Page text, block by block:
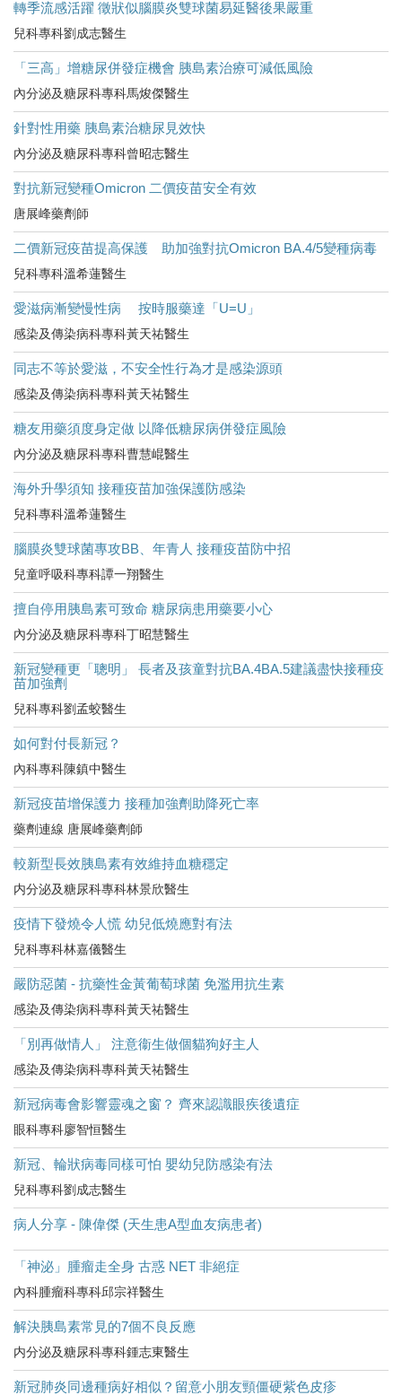
轉季流感活躍 徵狀似腦膜炎雙球菌易延醫後果嚴重
兒科專科劉成志醫生
「三高」增糖尿併發症機會 胰島素治療可減低風險
內分泌及糖尿科專科馬焌傑醫生
針對性用藥 胰島素治糖尿見效快
內分泌及糖尿科專科曾昭志醫生
對抗新冠變種Omicron 二價疫苗安全有效
唐展峰藥劑師
二價新冠疫苗提高保護 助加強對抗Omicron BA.4/5變種病毒
兒科專科溫希蓮醫生
愛滋病漸變慢性病 按時服藥達「U=U」
感染及傳染病科專科黃天祐醫生
同志不等於愛滋，不安全性行為才是感染源頭
感染及傳染病科專科黃天祐醫生
糖友用藥須度身定做 以降低糖尿病併發症風險
內分泌及糖尿科專科曹慧崐醫生
海外升學須知 接種疫苗加強保護防感染
兒科專科溫希蓮醫生
腦膜炎雙球菌專攻BB、年青人 接種疫苗防中招
兒童呼吸科專科譚一翔醫生
擅自停用胰島素可致命 糖尿病患用藥要小心
內分泌及糖尿科專科丁昭慧醫生
新冠變種更「聰明」 長者及孩童對抗BA.4BA.5建議盡快接種疫
苗加強劑
兒科專科劉孟蛟醫生
如何對付長新冠？
內科專科陳鎮中醫生
新冠疫苗增保護力 接種加強劑助降死亡率
藥劑連線 唐展峰藥劑師
較新型長效胰島素有效維持血糖穩定
内分泌及糖尿科專科林景欣醫生
疫情下發燒令人慌 幼兒低燒應對有法
兒科專科林嘉儀醫生
嚴防惡菌 - 抗藥性金黃葡萄球菌 免濫用抗生素
感染及傳染病科專科黃天祐醫生
「別再做情人」 注意衞生做個貓狗好主人
感染及傳染病科專科黃天祐醫生
新冠病毒會影響靈魂之窗？ 齊來認識眼疾後遺症
眼科專科廖智恒醫生
新冠、輪狀病毒同樣可怕 嬰幼兒防感染有法
兒科專科劉成志醫生
病人分享 - 陳偉傑 (天生患A型血友病患者)
「神泌」腫瘤走全身 古惑 NET 非絕症
內科腫瘤科專科邱宗祥醫生
解決胰島素常見的7個不良反應
内分泌及糖尿科專科鍾志東醫生
新冠肺炎同邊種病好相似？留意小朋友頸僵硬紫色皮疹